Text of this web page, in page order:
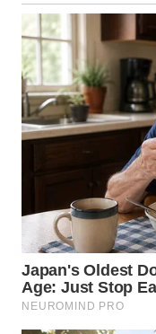
NUSANTARA
WN
JOGJA
WN
BALI
WN
KALBAR